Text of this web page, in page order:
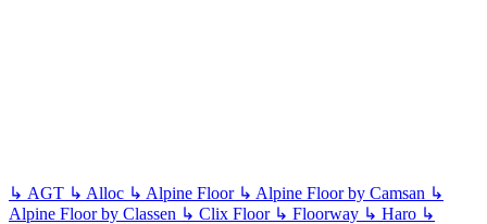
↳ AGT ↳ Alloc ↳ Alpine Floor ↳ Alpine Floor by Camsan ↳
Alpine Floor by Classen ↳ Clix Floor ↳ Floorway ↳ Haro ↳